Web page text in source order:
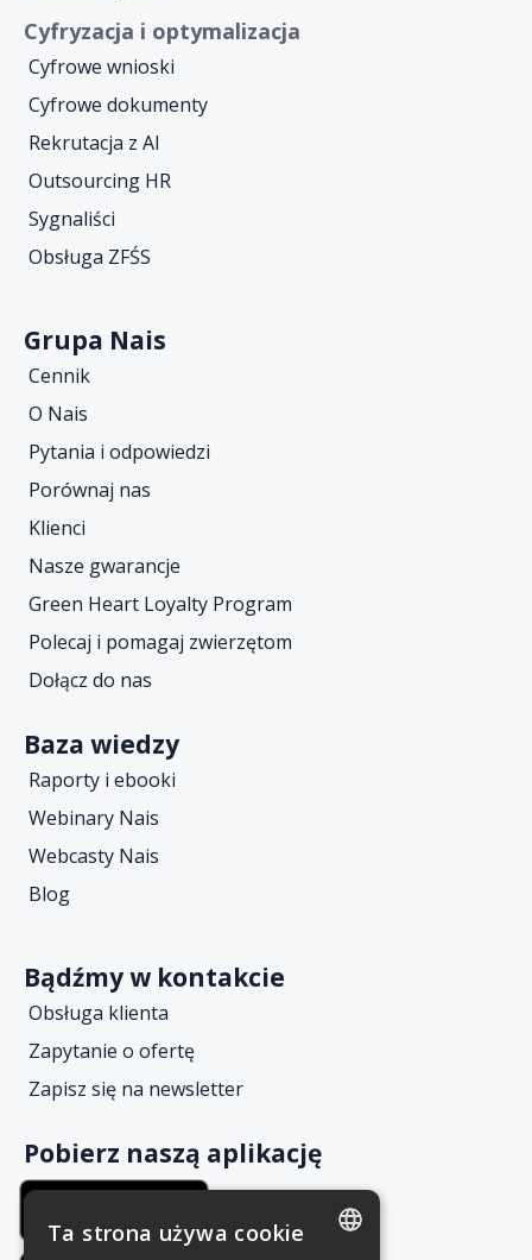
Cyfryzacja i optymalizacja
Cyfrowe wnioski
Cyfrowe dokumenty
Rekrutacja z AI
Outsourcing HR
Sygnaliści
Obsługa ZFŚS
Grupa Nais
Cennik
O Nais
Pytania i odpowiedzi
Porównaj nas
Klienci
Nasze gwarancje
Green Heart Loyalty Program
Polecaj i pomagaj zwierzętom
Dołącz do nas
Baza wiedzy
Raporty i ebooki
Webinary Nais
Webcasty Nais
Blog
Bądźmy w kontakcie
Obsługa klienta
Zapytanie o ofertę
Zapisz się na newsletter
Pobierz naszą aplikację
Ta strona używa cookie